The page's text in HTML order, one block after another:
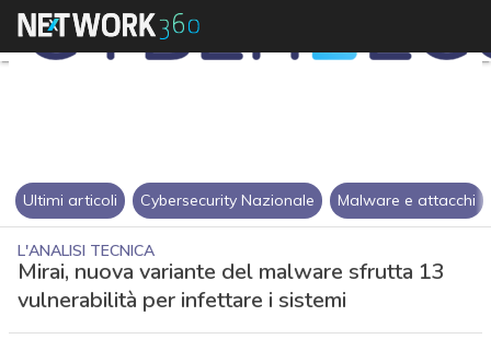
Ultimi articoli Cybersecurity Nazionale Malware e attacchi
L'ANALISI TECNICA
Mirai, nuova variante del malware sfrutta 13
vulnerabilità per infettare i sistemi